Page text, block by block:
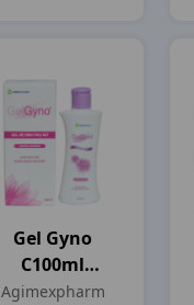
Gel Gyno
C100ml
Agimexpharm
Agimexpharm